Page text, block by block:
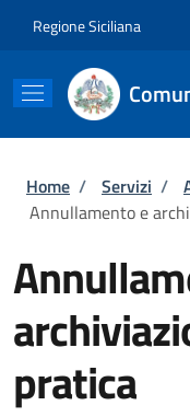
Regione Siciliana
Briciole di
Home / Servizi /
Annullamento e
pratica